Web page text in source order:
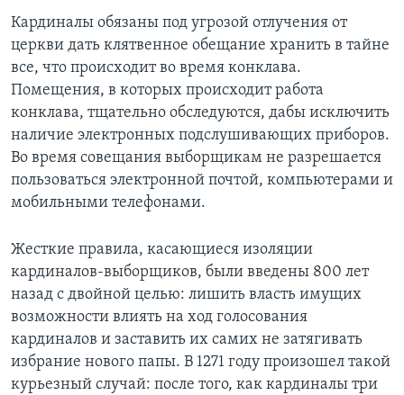
Кардиналы обязаны под угрозой отлучения от
церкви дать клятвенное обещание хранить в тайне
все, что происходит во время конклава.
Помещения, в которых происходит работа
конклава, тщательно обследуются, дабы исключить
наличие электронных подслушивающих приборов.
Во время совещания выборщикам не разрешается
пользоваться электронной почтой, компьютерами и
мобильными телефонами.
Жесткие правила, касающиеся изоляции
кардиналов-выборщиков, были введены 800 лет
назад с двойной целью: лишить власть имущих
возможности влиять на ход голосования
кардиналов и заставить их самих не затягивать
избрание нового папы. В 1271 году произошел такой
курьезный случай: после того, как кардиналы три